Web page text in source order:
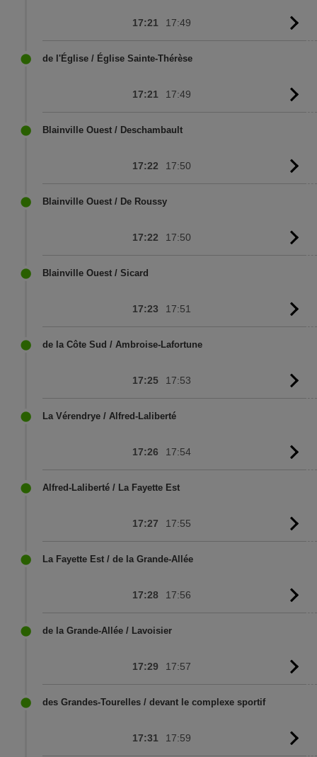
to
17:21 17:49
de l'Église / Église Sainte-Thérèse
to
17:21 17:49
Blainville Ouest / Deschambault
to
17:22 17:50
Blainville Ouest / De Roussy
to
17:22 17:50
Blainville Ouest / Sicard
to
17:23 17:51
de la Côte Sud / Ambroise-Lafortune
to
17:25 17:53
La Vérendrye / Alfred-Laliberté
to
17:26 17:54
Alfred-Laliberté / La Fayette Est
to
17:27 17:55
La Fayette Est / de la Grande-Allée
to
17:28 17:56
de la Grande-Allée / Lavoisier
to
17:29 17:57
des Grandes-Tourelles / devant le complexe sportif
to
17:31 17:59